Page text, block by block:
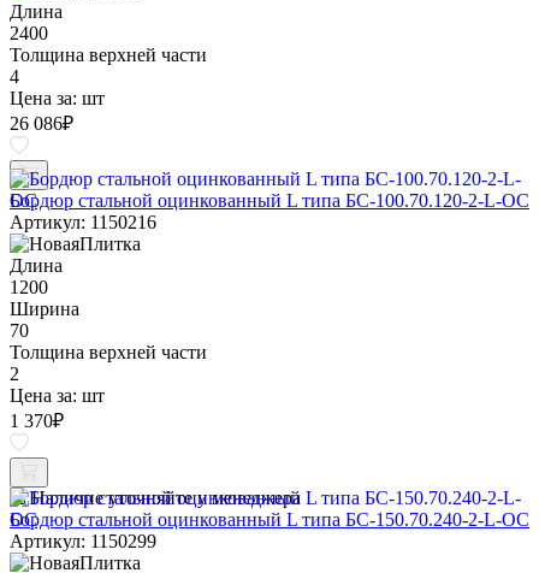
Длина
2400
Толщина верхней части
4
Цена за: шт
26 086₽
Бордюр стальной оцинкованный L типа БС-100.70.120-2-L-ОС
Артикул: 1150216
Длина
1200
Ширина
70
Толщина верхней части
2
Цена за: шт
1 370₽
Наличие уточняйте у менеджера
Бордюр стальной оцинкованный L типа БС-150.70.240-2-L-ОС
Артикул: 1150299